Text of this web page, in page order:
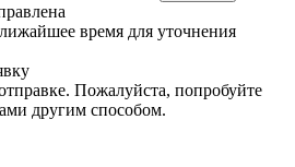
время для уточнения
Пожалуйста, попробуйте
другим способом.